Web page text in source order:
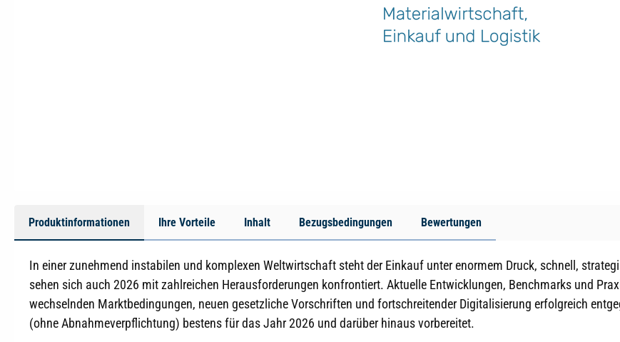
Produktinformationen Ihre Vorteile Inhalt Bezugsbedingungen Bewertungen
In einer zunehmend instabilen und komplexen Weltwirtschaft steht der Einkauf unter enormem Druck, schnell,
sehen sich auch 2026 mit zahlreichen Herausforderungen konfrontiert. Aktuelle Entwicklungen, Benchmarks und
wechselnden Marktbedingungen, neuen gesetzliche Vorschriften und fortschreitender Digitalisierung erfolgreich
(ohne Abnahmeverpflichtung) bestens für das Jahr 2026 und darüber hinaus vorbereitet.